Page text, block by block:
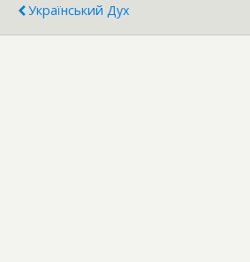
Український Дух